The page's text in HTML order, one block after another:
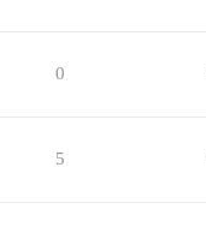
0
5